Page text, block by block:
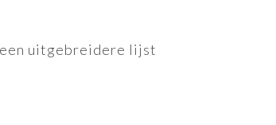
een uitgebreidere lijst